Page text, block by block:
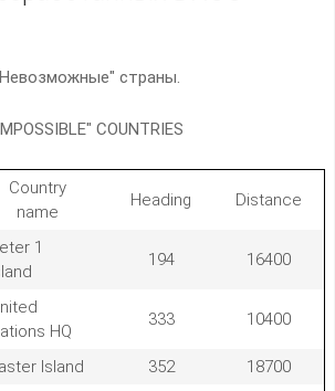
страны.
COUNTRIES
Country
name
Heading Distance
1
194 16400
HQ
333 10400
Island 352 18700